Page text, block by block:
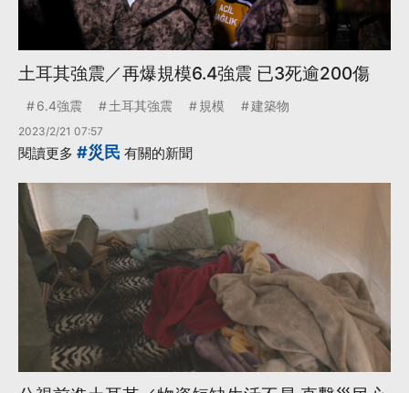
土耳其強震／再爆規模6.4強震 已3死逾200傷
6.4強震 土耳其強震 規模 建築物
2023/2/21 07:57
閱讀更多 #災民 有關的新聞